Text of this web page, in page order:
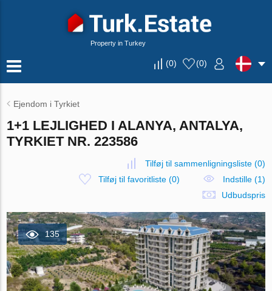
Property in Turkey
(0) (0)
Ejendom i Tyrkiet
1+1 LEJLIGHED I ALANYA, ANTALYA,
TYRKIET NR. 223586
Tilføj til sammenligningsliste(0)
Tilføj til favoritliste (0)
Indstille (1)
Udbudspris
135